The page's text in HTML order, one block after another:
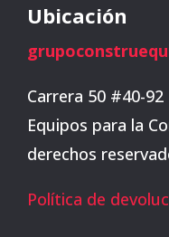
Ubicación
Carrera 50 #40-
Equipos para la
derechos
Política de